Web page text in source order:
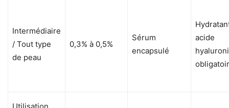
Intermédiaire
/ Tout type
de peau
0,3% à 0,5%
Sérum
encapsulé
acide